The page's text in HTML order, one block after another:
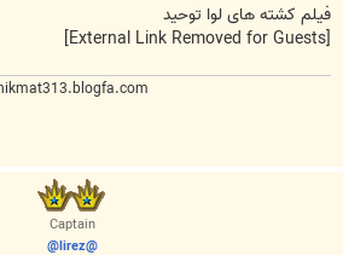
فیلم کشته های لوا توحید
hikmat313.blogfa.com
Captain
@lirez@